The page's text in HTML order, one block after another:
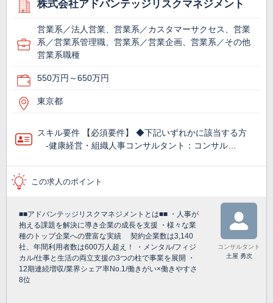
株式会社アドバンテッジリスクマネジメント
営業系／法人営業、営業系／カスタマーサクセス、営業
系／営業系管理職、営業系／営業企画、営業系／その他
営業系職種
550万円～650万円
東京都
スキル要件 【必須要件】 ◆下記いずれかに該当する方
-健康経営・組織人事コンサルタント：コンサル…
この求人のポイント
■■アドバンテッジリスクマネジメントとは■■ ・人事が
抱える課題を解決に導き企業の成長を支援 ・様々な業
種のトップ企業への豊富な実績 契約企業数は3,140
社、年間利用者数は600万人超え！ ・メンタル/フィジ
カル/仕事と生活の両立支援の3つの柱で事業を展開 ・
12期連続増収/業界シェア率No.1/働きがい×働きやすさ
8位
コンサルタント
土屋 勇次